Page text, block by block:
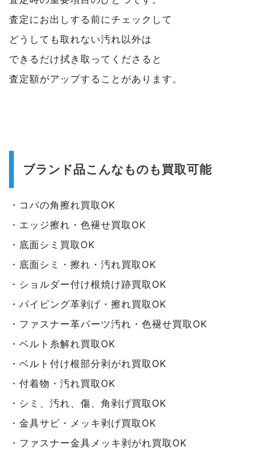
査定にお出しする前にチェックして
どうしても取れない汚れ以外は
できるだけ拭き取ってくださると
査定額がアップすることがあります。
ブランド品こんなものも買取可能
・コバの角擦れ買取OK
・エッジ擦れ・色褪せ買取OK
・底面シミ 買取OK
・底面シミ・擦れ・汚れ買取OK
・ショルダー付け根焼け跡買取OK
・パイピング革剥げ・擦れ買取OK
・ファスナー革パーツ汚れ・色褪せ買取OK
・ベルト糸解れ買取OK
・ベルト付け根部分剥がれ買取OK
・付着物・汚れ買取OK
・シミ、汚れ、傷、角剥げ買取OK
・金具サビ・メッキ剥げ買取OK
・ファスナー金具メッキ剥がれ買取OK